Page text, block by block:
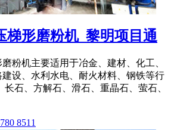
梯形磨粉机_黎明项目通
粉机主要适用于冶金、建材、化工、
设、水利水电、耐火材料、钢铁等行
长石、方解石、滑石、重晶石、萤石、
8511